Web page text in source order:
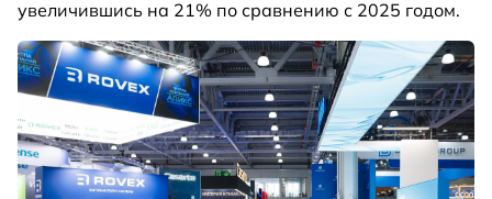
увеличившись на 21% по сравнению с 2025 годом.